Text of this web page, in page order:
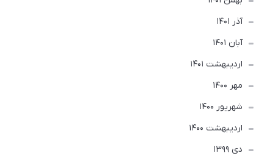
آذر 1401
آبان 1401
ارديبهشت 1401
مهر 1400
شهریور 1400
ارديبهشت 1400
دی 1399